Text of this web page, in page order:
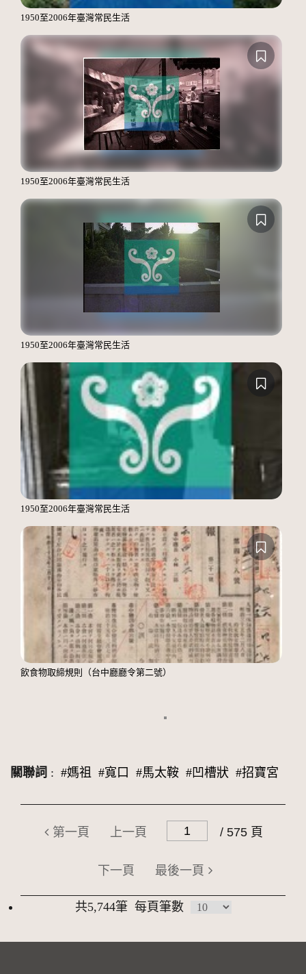
1950至2006年臺灣常民生活
1950至2006年臺灣常民生活
1950至2006年臺灣常民生活
1950至2006年臺灣常民生活
飲食物取締規則（台中廳廳令第二號）
關聯詞 : #媽祖 #寬口 #馬太鞍 #凹槽狀 #招寶宮
第一頁 上一頁 / 575 頁
下一頁 最後一頁
共5,744筆 每頁筆數